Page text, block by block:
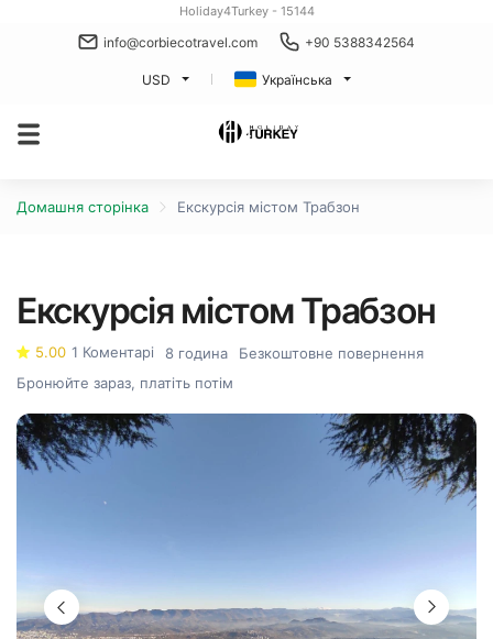
Holiday4Turkey - 15144
info@corbiecotravel.com +90 5388342564
USD Українська
Домашня сторінка Екскурсія містом Трабзон
Екскурсія містом Трабзон
5.00 1 Коментарі 8 година
Безкоштовне повернення
Бронюйте зараз, платіть потім